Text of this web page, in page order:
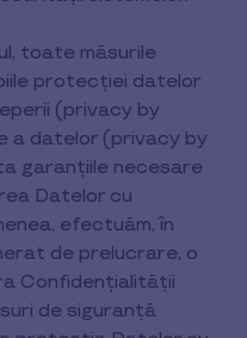
toate măsurile
protecției datelor
(privacy by
a datelor (privacy by
garanțiile necesare
Datelor cu
efectuăm, în
de prelucrare, o
Confidențialității
de siguranță